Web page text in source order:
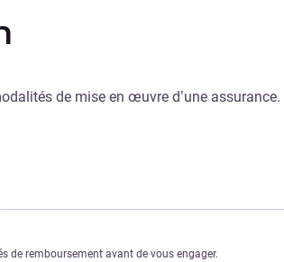
de mise en œuvre d’une assurance.
de remboursement avant de vous engager.